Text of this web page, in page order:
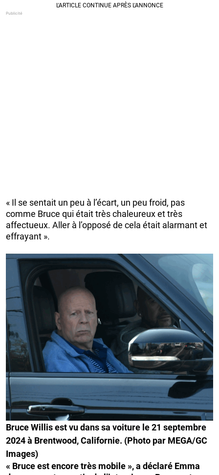
« Il se sentait un peu à l’écart, un peu froid, pas
comme Bruce qui était très chaleureux et très
affectueux. Aller à l’opposé de cela était alarmant et
effrayant ».
Bruce Willis est vu dans sa voiture le 21 septembre
2024 à Brentwood, Californie. (Photo par MEGA/GC
Images)
« Bruce est encore très mobile », a déclaré Emma